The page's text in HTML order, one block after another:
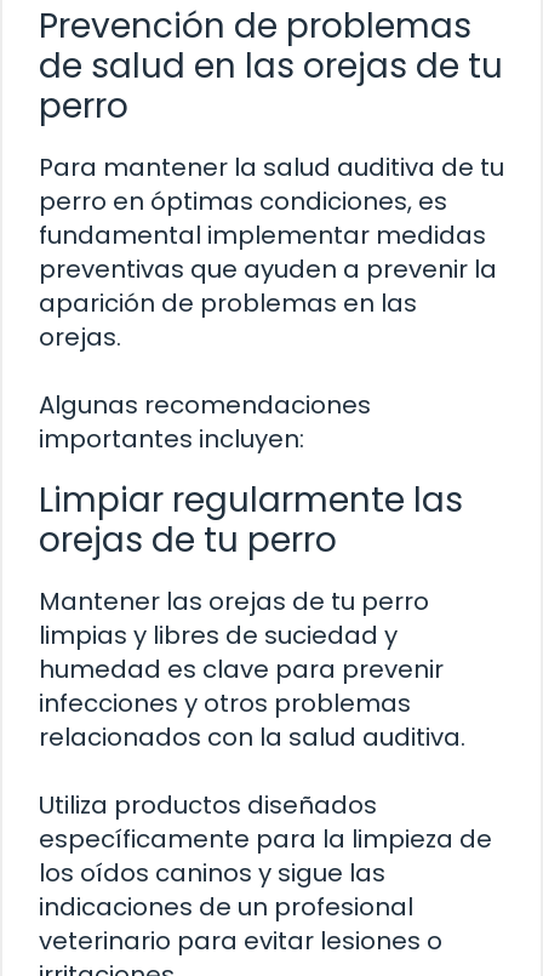
Prevención de problemas
de salud en las orejas de tu
perro
Para mantener la salud auditiva de tu
perro en óptimas condiciones, es
fundamental implementar medidas
preventivas que ayuden a prevenir la
aparición de problemas en las
orejas.
Algunas recomendaciones
importantes incluyen:
Limpiar regularmente las
orejas de tu perro
Mantener las orejas de tu perro
limpias y libres de suciedad y
humedad es clave para prevenir
infecciones y otros problemas
relacionados con la salud auditiva.
Utiliza productos diseñados
específicamente para la limpieza de
los oídos caninos y sigue las
indicaciones de un profesional
veterinario para evitar lesiones o